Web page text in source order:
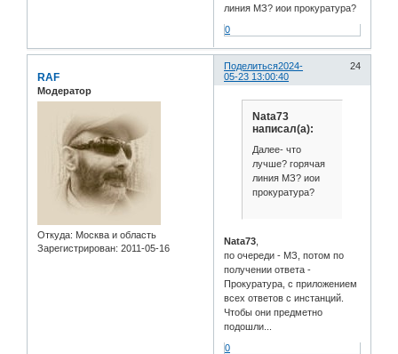
линия МЗ? иои прокуратура?
0
Поделиться 24
2024-
05-23 13:00:40
RAF
Модератор
Откуда: Москва и область
Зарегистрирован: 2011-05-16
Nata73
написал(а):
Далее- что
лучше? горячая
линия МЗ? иои
прокуратура?
Nata73
по очереди - МЗ, потом по
получении ответа -
Прокуратура, с приложением
всех ответов с инстанций.
Чтобы они предметно
подошли...
0